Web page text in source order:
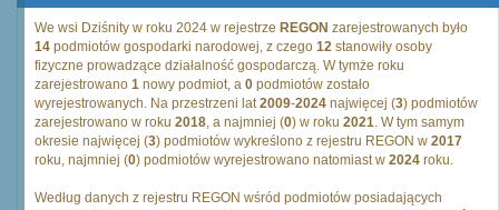
We wsi Dziśnity w roku 2024 w rejestrze REGON zarejestrowanych było
14 podmiotów gospodarki narodowej, z czego 12 stanowiły osoby
fizyczne prowadzące działalność gospodarczą. W tymże roku
zarejestrowano 1 nowy podmiot, a 0 podmiotów zostało
wyrejestrowanych. Na przestrzeni lat2009-2024 najwięcej (3) podmiotów
zarejestrowano w roku 2018, a najmniej (0) w roku 2021. W tym samym
okresie najwięcej (3) podmiotów wykreślono z rejestru REGON w 2017
roku, najmniej (0) podmiotów wyrejestrowano natomiast w 2024 roku.
Według danych z rejestru REGON wśród podmiotów posiadających